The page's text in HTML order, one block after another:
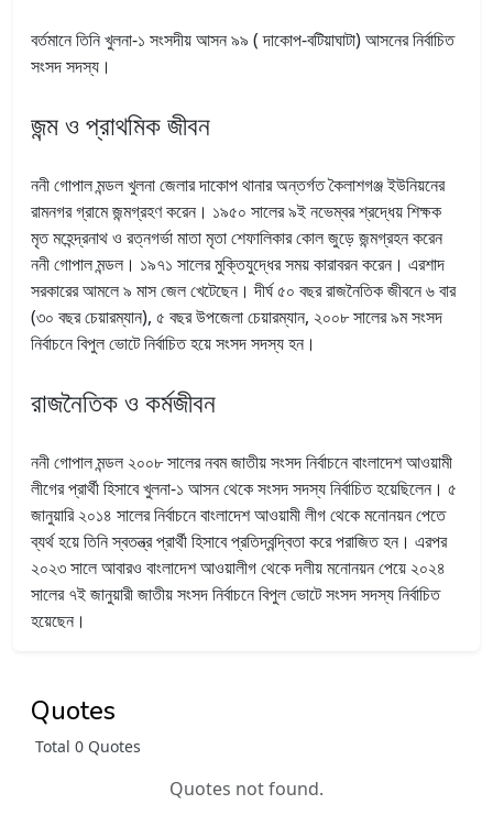
বর্তমানে তিনি খুলনা-১ সংসদীয় আসন ৯৯ ( দাকোপ-বটিয়াঘাটা) আসনের নির্বাচিত
সংসদ সদস্য।
জন্ম ও প্রাথমিক জীবন
ননী গোপাল মন্ডল খুলনা জেলার দাকোপ থানার অন্তর্গত কৈলাশগঞ্জ ইউনিয়নের
রামনগর গ্রামে জন্মগ্রহণ করেন। ১৯৫০ সালের ৯ই নভেম্বর শ্রদ্ধেয় শিক্ষক
মৃত মহেন্দ্রনাথ ও রত্নগর্ভা মাতা মৃতা শেফালিকার কোল জুড়ে জন্মগ্রহন করেন
ননী গোপাল মন্ডল। ১৯৭১ সালের মুক্তিযুদ্ধের সময় কারাবরন করেন। এরশাদ
সরকারের আমলে ৯ মাস জেল খেটেছেন। দীর্ঘ ৫০ বছর রাজনৈতিক জীবনে ৬ বার
(৩০ বছর চেয়ারম্যান), ৫ বছর উপজেলা চেয়ারম্যান, ২০০৮ সালের ৯ম সংসদ
নির্বাচনে বিপুল ভোটে নির্বাচিত হয়ে সংসদ সদস্য হন।
রাজনৈতিক ও কর্মজীবন
ননী গোপাল মন্ডল ২০০৮ সালের নবম জাতীয় সংসদ নির্বাচনে বাংলাদেশ আওয়ামী
লীগের প্রার্থী হিসাবে খুলনা-১ আসন থেকে সংসদ সদস্য নির্বাচিত হয়েছিলেন। ৫
জানুয়ারি ২০১৪ সালের নির্বাচনে বাংলাদেশ আওয়ামী লীগ থেকে মনোনয়ন পেতে
ব্যর্থ হয়ে তিনি স্বতন্ত্র প্রার্থী হিসাবে প্রতিদ্বন্দ্বিতা করে পরাজিত হন। এরপর
২০২৩ সালে আবারও বাংলাদেশ আওয়ালীগ থেকে দলীয় মনোনয়ন পেয়ে ২০২৪
সালের ৭ই জানুয়ারী জাতীয় সংসদ নির্বাচনে বিপুল ভোটে সংসদ সদস্য নির্বাচিত
হয়েছেন।
Quotes
Total 0 Quotes
Quotes not found.